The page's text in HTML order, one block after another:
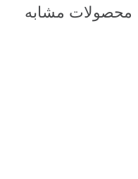
محصولات مشابه